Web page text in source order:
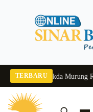
TERBARU
2026Pj Sekda Murung Raya